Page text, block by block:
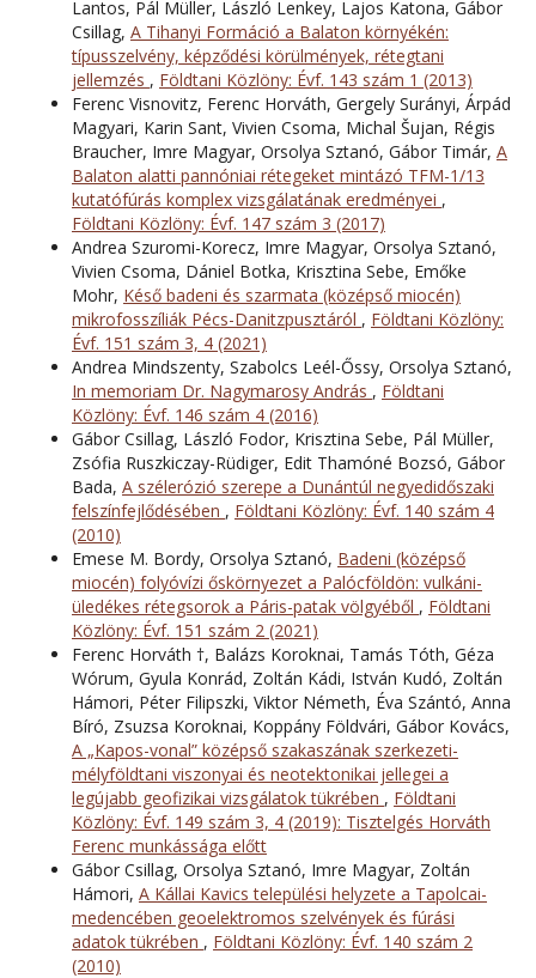
Lantos, Pál Müller, László Lenkey, Lajos Katona, Gábor
Csillag, A Tihanyi Formáció a Balaton környékén:
típusszelvény, képződési körülmények, rétegtani
jellemzés , Földtani Közlöny: Évf. 143 szám 1 (2013)
Ferenc Visnovitz, Ferenc Horváth, Gergely Surányi, Árpád
Magyari, Karin Sant, Vivien Csoma, Michal Šujan, Régis
Braucher, Imre Magyar, Orsolya Sztanó, Gábor Timár, A
Balaton alatti pannóniai rétegeket mintázó TFM-1/13
kutatófúrás komplex vizsgálatának eredményei ,
Földtani Közlöny: Évf. 147 szám 3 (2017)
Andrea Szuromi-Korecz, Imre Magyar, Orsolya Sztanó,
Vivien Csoma, Dániel Botka, Krisztina Sebe, Emőke
Mohr, Késő badeni és szarmata (középső miocén)
mikrofosszíliák Pécs-Danitzpusztáról , Földtani Közlöny:
Évf. 151 szám 3, 4 (2021)
Andrea Mindszenty, Szabolcs Leél-Őssy, Orsolya Sztanó,
In memoriam Dr. Nagymarosy András , Földtani
Közlöny: Évf. 146 szám 4 (2016)
Gábor Csillag, László Fodor, Krisztina Sebe, Pál Müller,
Zsófia Ruszkiczay-Rüdiger, Edit Thamóné Bozsó, Gábor
Bada, A szélerózió szerepe a Dunántúl negyedidőszaki
felszínfejlődésében , Földtani Közlöny: Évf. 140 szám 4
(2010)
Emese M. Bordy, Orsolya Sztanó, Badeni (középső
miocén) folyóvízi őskörnyezet a Palócföldön: vulkáni-
üledékes rétegsorok a Páris-patak völgyéből , Földtani
Közlöny: Évf. 151 szám 2 (2021)
Ferenc Horváth †, Balázs Koroknai, Tamás Tóth, Géza
Wórum, Gyula Konrád, Zoltán Kádi, István Kudó, Zoltán
Hámori, Péter Filipszki, Viktor Németh, Éva Szántó, Anna
Bíró, Zsuzsa Koroknai, Koppány Földvári, Gábor Kovács,
A „Kapos-vonal” középső szakaszának szerkezeti-
mélyföldtani viszonyai és neotektonikai jellegei a
legújabb geofizikai vizsgálatok tükrében , Földtani
Közlöny: Évf. 149 szám 3, 4 (2019): Tisztelgés Horváth
Ferenc munkássága előtt
Gábor Csillag, Orsolya Sztanó, Imre Magyar, Zoltán
Hámori, A Kállai Kavics települési helyzete a Tapolcai-
medencében geoelektromos szelvények és fúrási
adatok tükrében , Földtani Közlöny: Évf. 140 szám 2
(2010)